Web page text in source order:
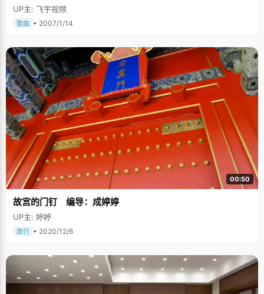
UP主: 飞宇视频
歌曲 • 2007/1/14
00:50
故宫的门钉 编导：成婷婷
UP主: 婷婷
旅行 • 2020/12/6